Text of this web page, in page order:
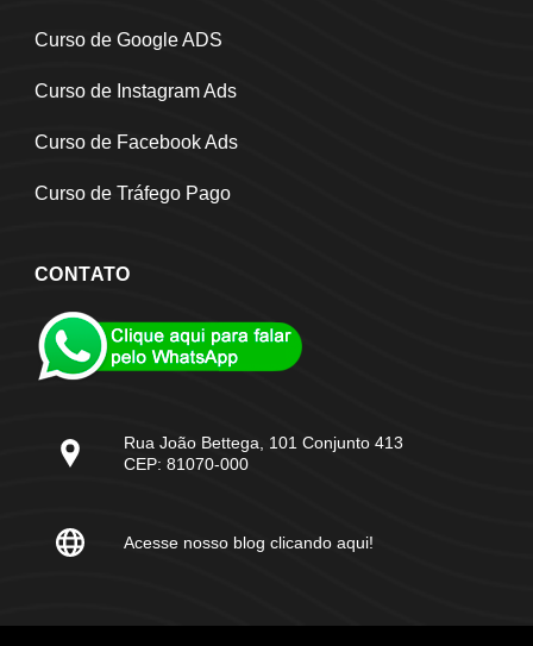
Curso de Google ADS
Curso de Instagram Ads
Curso de Facebook Ads
Curso de Tráfego Pago
CONTATO
Rua João Bettega, 101 Conjunto 413
CEP: 81070-000
Acesse nosso blog clicando aqui!